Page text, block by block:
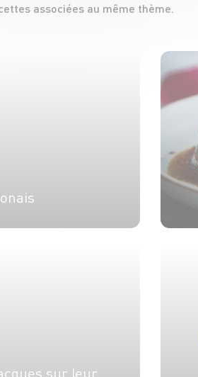
associées au même thème.
sur leur